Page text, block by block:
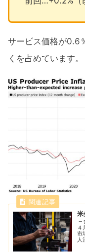
サービス価格が0.6
くを占めています。
米
４
市
人